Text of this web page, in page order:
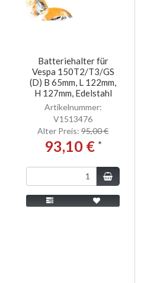
Batteriehalter für
Vespa 150T2/T3/GS
(D) B 65mm, L 122mm,
H 127mm, Edelstahl
Artikelnummer:
V1513476
Alter Preis: 95,00 €
93,10 € *